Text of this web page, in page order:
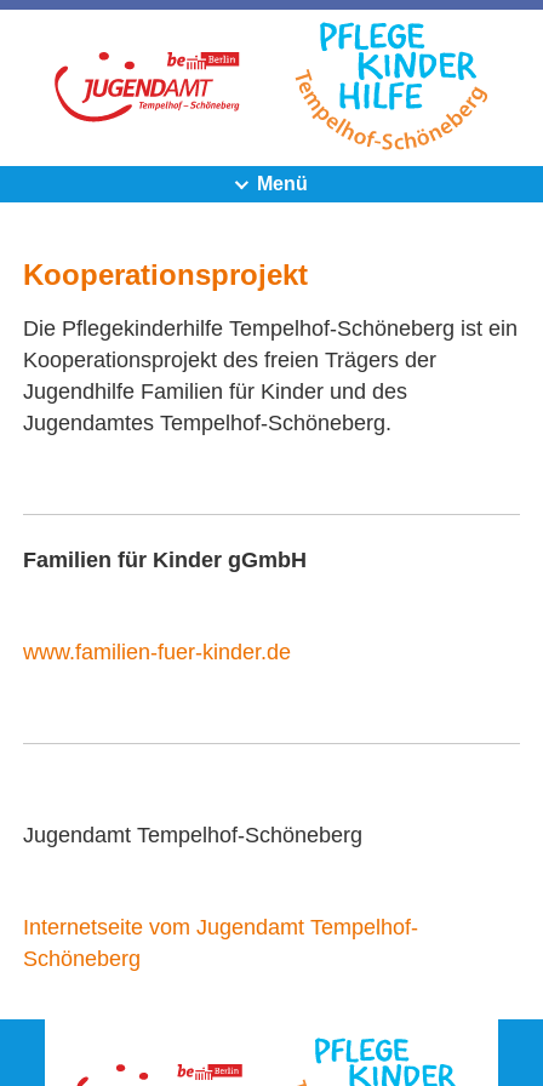
Menü
Kooperationsprojekt
Die Pflegekinderhilfe Tempelhof-Schöneberg ist ein
Kooperationsprojekt des freien Trägers der
Jugendhilfe Familien für Kinder und des
Jugendamtes Tempelhof-Schöneberg.
Familien für Kinder gGmbH
www.familien-fuer-kinder.de
Jugendamt Tempelhof-Schöneberg
Internetseite vom Jugendamt Tempelhof-
Schöneberg